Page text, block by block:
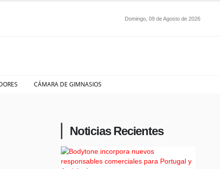
Domingo, 09 de Agosto de 2026
CÁMARA DE GIMNASIOS
Noticias Recientes